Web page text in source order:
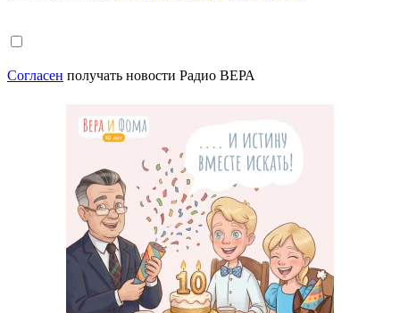
Согласен получать новости Радио ВЕРА